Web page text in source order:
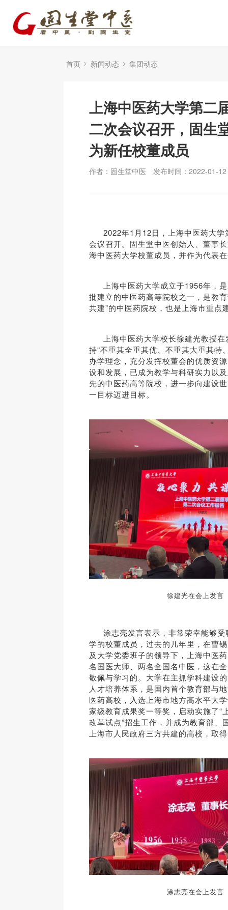
首页 新闻动态 集团动态
上海中医药大学第二
二次会议召开，固生
为新任校董成员
作者：固生堂中医 发布时间：2022-01-12
2022年1月12日，上海中医药大
会议召开。 固生堂中医创始人、董事
海中医药大学校董成员，并作为代表
上海中医药大学成立于1956年，
批建立的中医药高等院校之一，是教
共建”的中医药院校，也是上海市重点
上海中医药大学校长徐建光教授
持“不重其全重其优、不重其大重其特
办学理念，充分发挥校董会的优质资
设和发展，已成为教学与科研实力以
先的中医药高等院校，进一步向建设
一目标迈进目标。
徐建光在会上发言
涂志亮发言表示，非常荣幸能够
学的校董成员，过去的几年里，在曹
及大学党委班子的领导下，上海中医
名国医大师、两名全国名中医，这在
敬佩与学习的。 大学在主抓学科建设
人 才培养体系，是国内首个教育部与
医药高校，入选上海市地方高水平大
家级教育成果奖一等奖，启动实施了“
改革试点”招生工作，并成为教育部、
上海市人民政府三方共建的高校，取
涂志亮在会上发言